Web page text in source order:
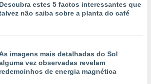
Descubra estes 5 factos interessantes que
não saiba sobre a planta do café
imagens mais detalhadas do Sol
vez observadas revelam
redemoinhos de energia magnética